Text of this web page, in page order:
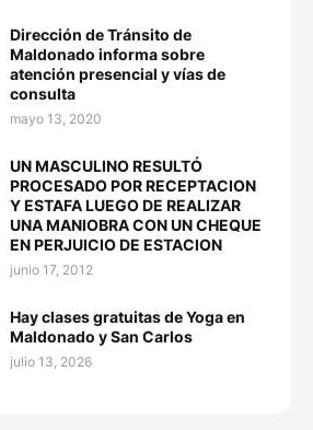
Dirección de Tránsito de
Maldonado informa sobre
atención presencial y vías de
consulta
mayo 13, 2020
UN MASCULINO RESULTÓ
PROCESADO POR RECEPTACION
Y ESTAFA LUEGO DE REALIZAR
UNA MANIOBRA CON UN CHEQUE
EN PERJUICIO DE ESTACION
junio 17, 2012
Hay clases gratuitas de Yoga en
Maldonado y San Carlos
julio 13, 2026